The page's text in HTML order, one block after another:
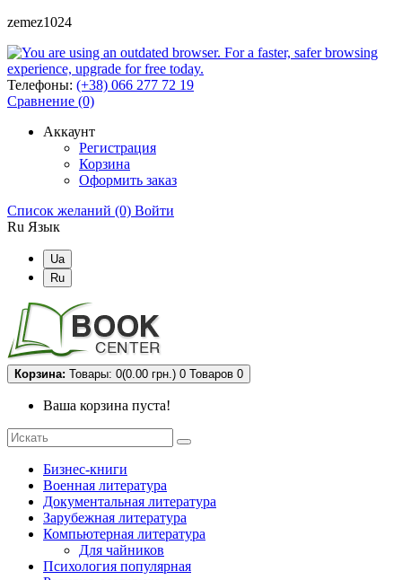
zemez1024
Телефоны: (+38) 066 277 72 19
Сравнение (0)
Аккаунт
Регистрация
Корзина
Оформить заказ
Список желаний (0) Войти
Ru Язык
Ua
Ru
Корзина: Товары: 0(0.00 грн.) 0 Товаров 0
Ваша корзина пуста!
Бизнес-книги
Военная литература
Документальная литература
Зарубежная литература
Компьютерная литература
Для чайников
Психология популярная